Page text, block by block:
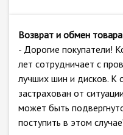
Возврат и обмен товара
- Дорогие покупатели!
лет сотрудничает с
лучших шин и дисков. К
застрахован от
может быть
поступить в этом